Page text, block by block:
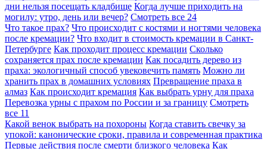
дни нельзя посещать кладбище Когда лучше приходить на
могилу: утро, день или вечер? Смотреть все 24
Что такое прах? Что происходит с костями и ногтями человека
после кремации? Что входит в стоимость кремации в Санкт-
Петербурге Как проходит процесс кремации Сколько
сохраняется прах после кремации Как посадить дерево из
праха: экологичный способ увековечить память Можно ли
хранить прах в домашних условиях Превращение праха в
алмаз Как происходит кремация Как выбрать урну для праха
Перевозка урны с прахом по России и за границу Смотреть
все 11
Какой венок выбрать на похороны Когда ставить свечку за
упокой: канонические сроки, правила и современная практика
Первые действия после смерти близкого человека Как